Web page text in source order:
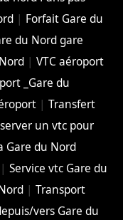
| Forfait Gare du
du Nord gare
|VTC aéroport
_Gare du
|Transfert
un vtc pour
Gare du Nord
Service vtc Gare du
| Transport
vers Gare du